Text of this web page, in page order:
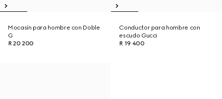
Mocasín para hombre con Doble
G
R 20 200
Conductor para hombre con
escudo Gucci
R 19 400